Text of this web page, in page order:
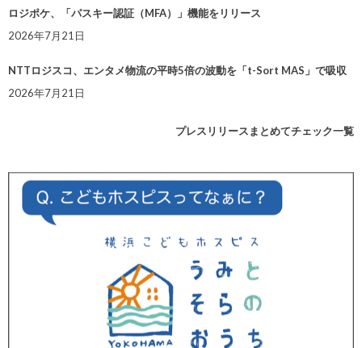
ロジポケ、「パスキー認証（MFA）」機能をリリース
2026年7月21日
NTTロジスコ、エンタメ物流の平時5倍の波動を「t-Sort MAS」で吸収
2026年7月21日
プレスリリースまとめてチェック一覧